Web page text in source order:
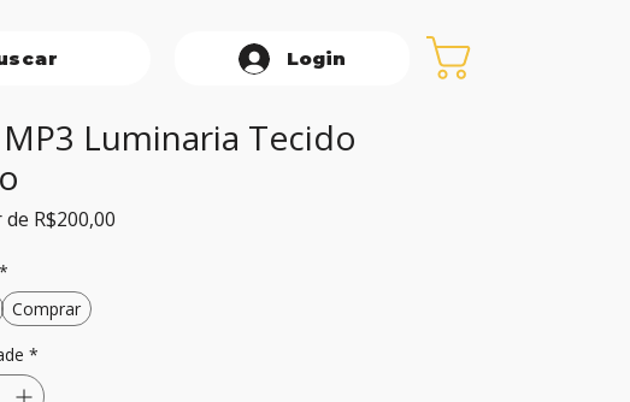
Login
Luminaria Tecido
de R$200,00
*
Comprar
*